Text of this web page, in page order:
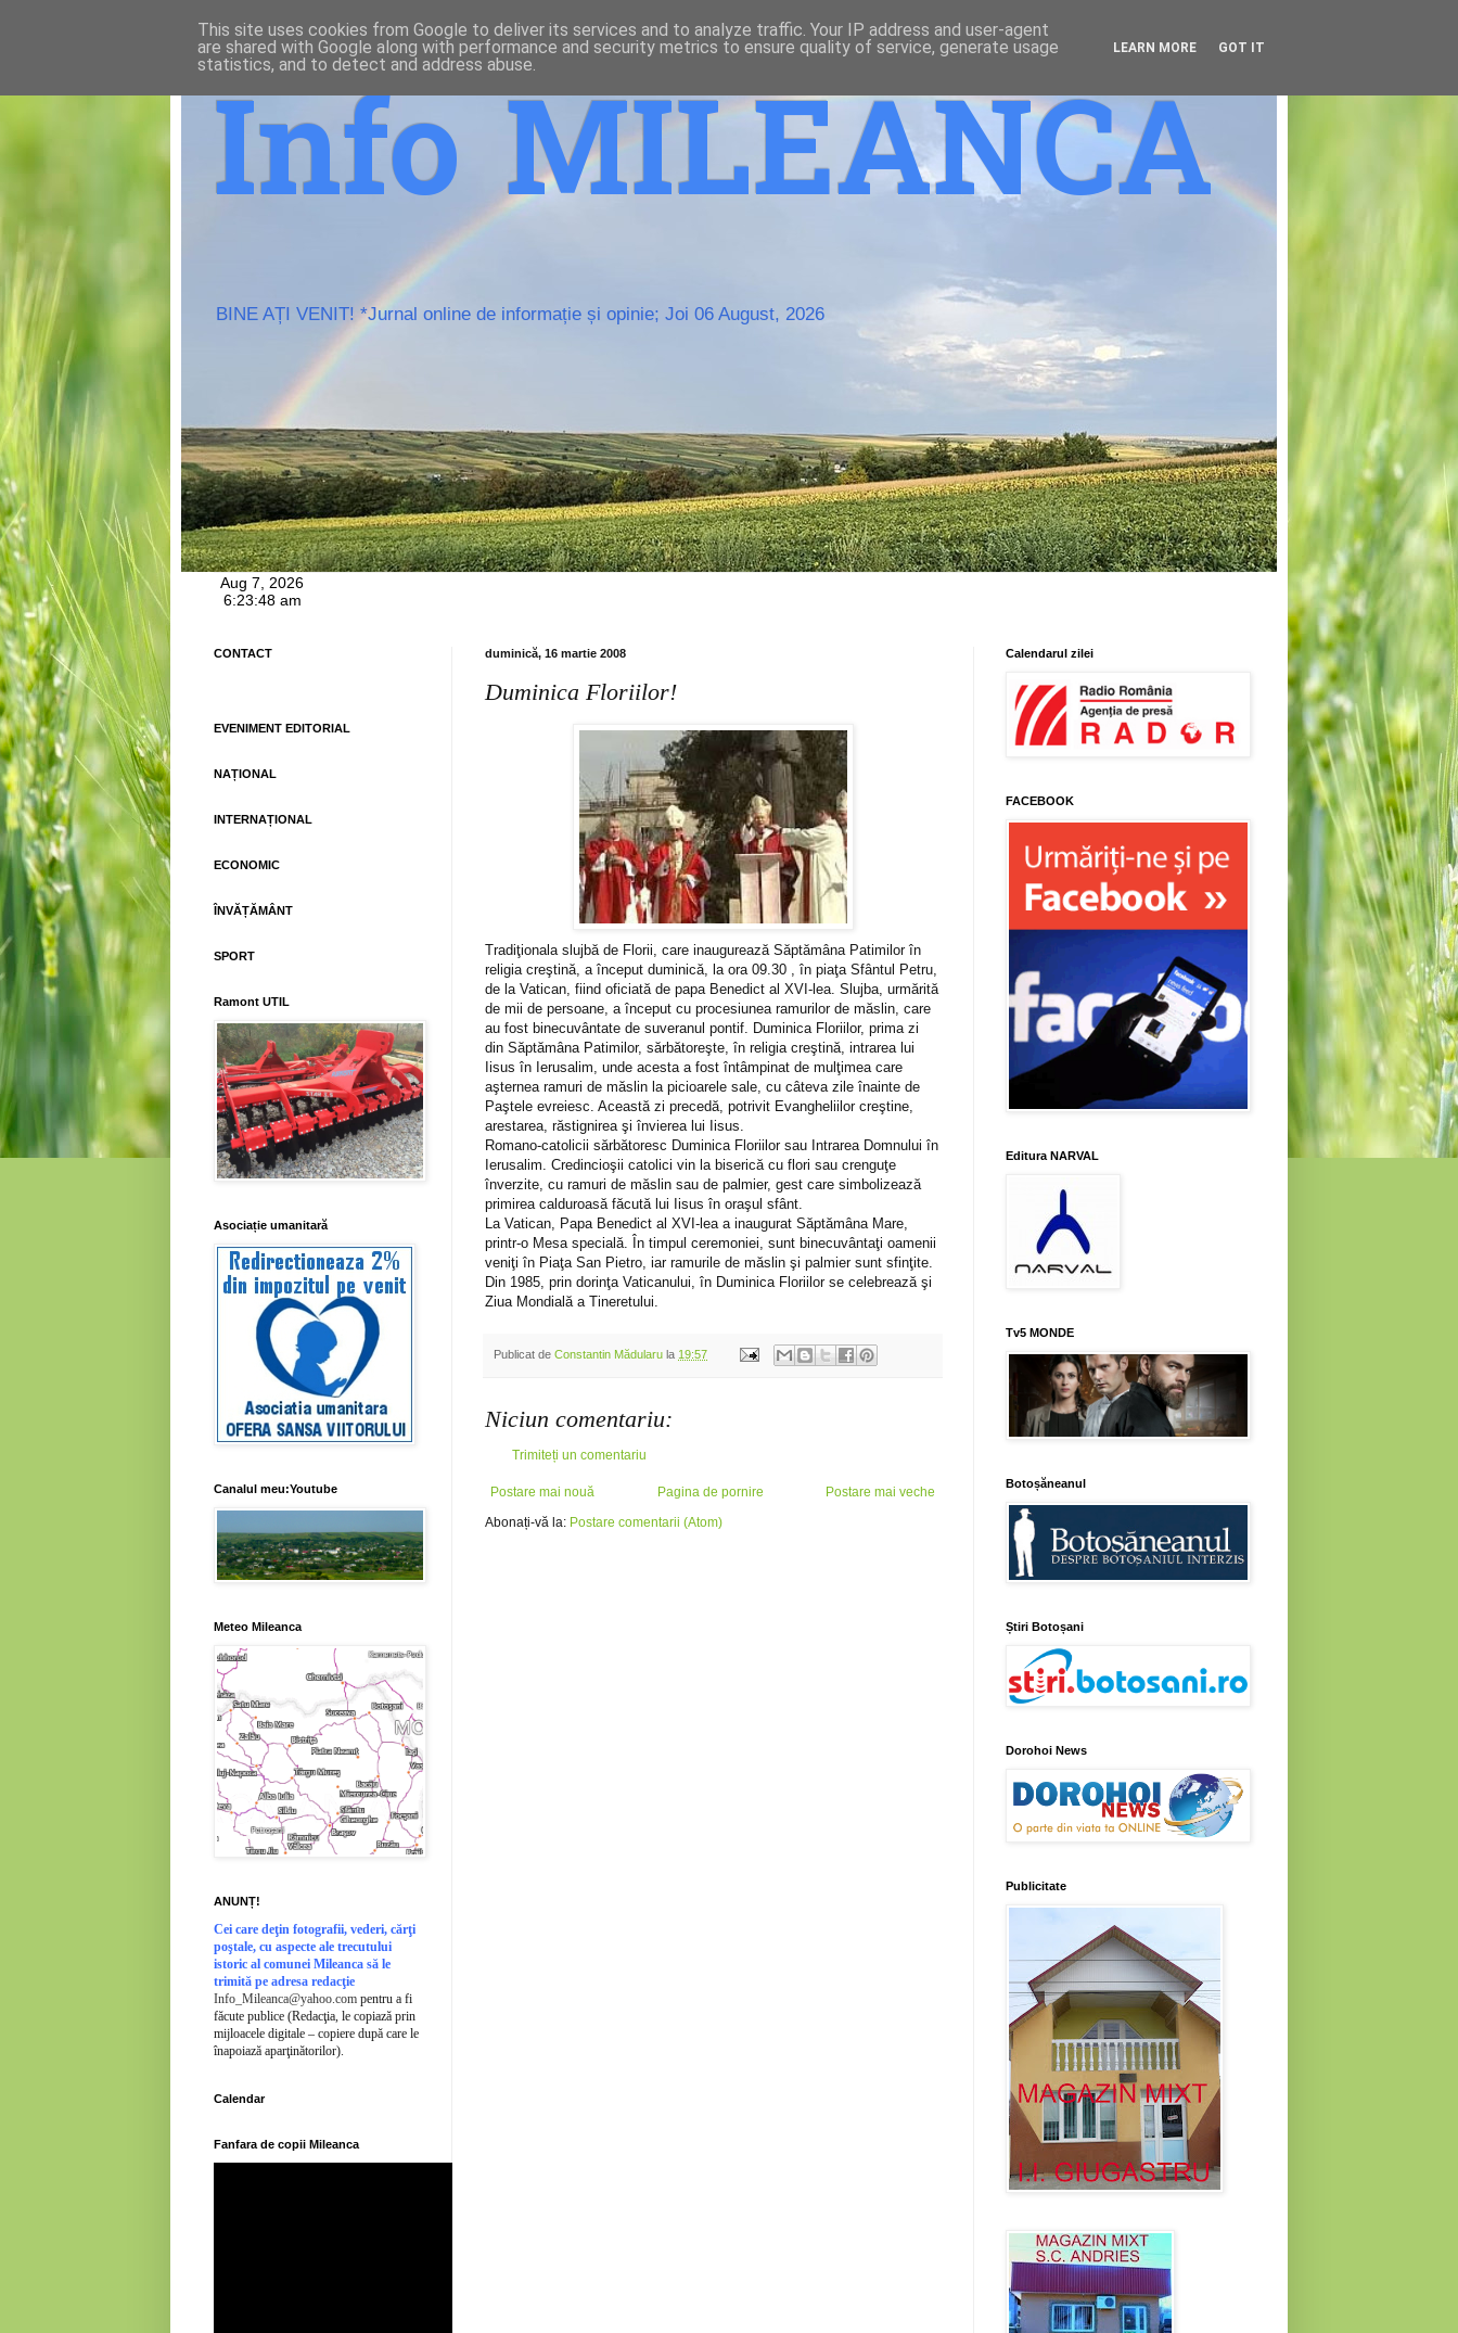
Info MILEANCA
BINE AȚI VENIT! *Jurnal online de informație și opinie; Joi 06 August, 2026
duminică, 16 martie 2008
Duminica Floriilor!
Tradiţionala slujbă de Florii, care inaugurează Săptămâna Patimilor în
religia creştină, a început duminică, la ora 09.30 , în piaţa Sfântul Petru,
de la Vatican, fiind oficiată de papa Benedict al XVI-lea. Slujba, urmărită
de mii de persoane, a început cu procesiunea ramurilor de măslin, care
au fost binecuvântate de suveranul pontif. Duminica Floriilor, prima zi
din Săptămâna Patimilor, sărbătoreşte, în religia creştină, intrarea lui
Iisus în Ierusalim, unde acesta a fost întâmpinat de mulţimea care
aşternea ramuri de măslin la picioarele sale, cu câteva zile înainte de
Paştele evreiesc. Această zi precedă, potrivit Evangheliilor creştine,
arestarea, răstignirea şi învierea lui Iisus.
Romano-catolicii sărbătoresc Duminica Floriilor sau Intrarea Domnului în
Ierusalim. Credincioşii catolici vin la biserică cu flori sau crenguţe
înverzite, cu ramuri de măslin sau de palmier, gest care simbolizează
primirea calduroasă făcută lui Iisus în oraşul sfânt.
La Vatican, Papa Benedict al XVI-lea a inaugurat Săptămâna Mare,
printr-o Mesa specială. În timpul ceremoniei, sunt binecuvântaţi oamenii
veniţi în Piaţa San Pietro, iar ramurile de măslin şi palmier sunt sfinţite.
Din 1985, prin dorinţa Vaticanului, în Duminica Floriilor se celebrează şi
Ziua Mondială a Tineretului.
Publicat de Constantin Mădularu la 19:57
Niciun comentariu:
Trimiteți un comentariu
Postare mai nouă Postare mai veche
Pagina de pornire
Abonați-vă la: Postare comentarii (Atom)
CONTACT
EVENIMENT EDITORIAL
NAȚIONAL
INTERNAȚIONAL
ECONOMIC
ÎNVĂȚĂMÂNT
SPORT
Ramont UTIL
Asociație umanitară
Canalul meu:Youtube
Meteo Mileanca
ANUNȚ!
Cei care deţin fotografii, vederi, cărţi
poştale, cu aspecte ale trecutului
istoric al comunei Mileanca să le
trimită pe adresa redacţie
Info_Mileanca@yahoo.com pentru a fi
făcute publice (Redacţia, le copiază prin
mijloacele digitale – copiere după care le
înapoiază aparţinătorilor).
Calendar
Fanfara de copii Mileanca
Calendarul zilei
FACEBOOK
Editura NARVAL
Tv5 MONDE
Botoșăneanul
Știri Botoșani
Dorohoi News
Publicitate
This site uses cookies from Google to deliver its services and to analyze traffic. Your IP address and user-agent
are shared with Google along with performance and security metrics to ensure quality of service, generate usage
statistics, and to detect and address abuse.
LEARN MORE GOT IT